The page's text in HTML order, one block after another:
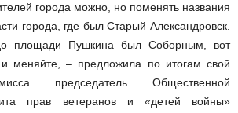
города можно, но поменять названия
города, где был Старый Александровск.
площади Пушкина был Соборным, вот
и меняйте, – предложила по итогам свой
председатель Общественной
прав ветеранов и «детей войны»